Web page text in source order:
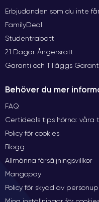
Erbjudanden som du inte
FamilyDeal
Studentrabatt
21 Dagar Ångersrätt
Garanti och Tilläggs
Behöver du mer
FAQ
Certideals tips hörna: våra
Policy för cookies
Blogg
Allmänna försäljningsvillkor
Mangopay
Policy för skydd av